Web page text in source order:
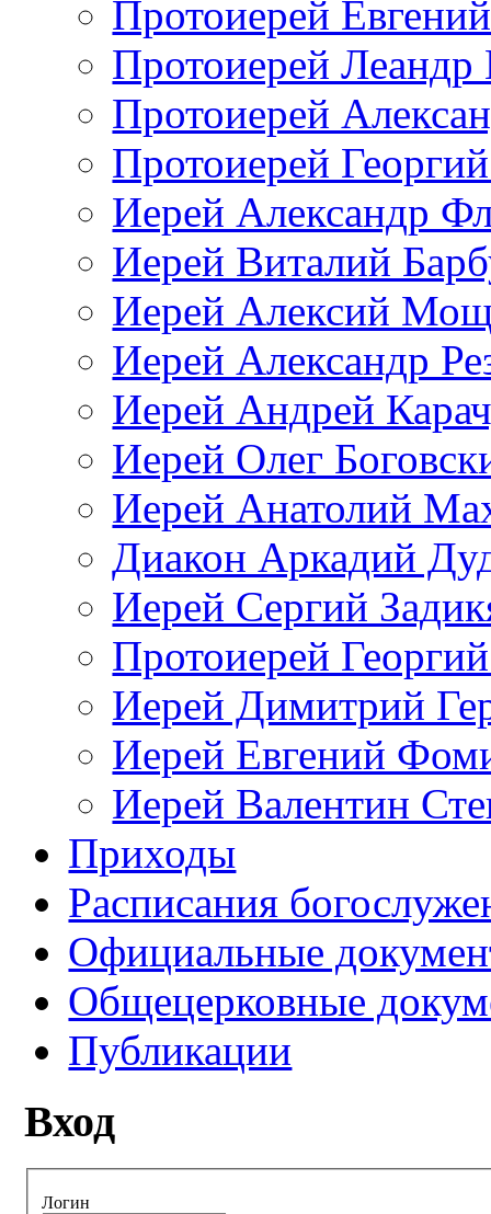
Протоиерей
Протоиерей Леандр
Протоиерей
Протоиерей
Иерей Александр
Иерей Виталий
Иерей Алексий
Иерей Александр
Иерей Андрей
Иерей Олег
Иерей Анатолий
Диакон Аркадий
Иерей Сергий
Протоиерей
Иерей Димитрий
Иерей Евгений
Иерей Валентин
Приходы
Расписания
Официальные
Общецерковные
Публикации
Вход
Логин